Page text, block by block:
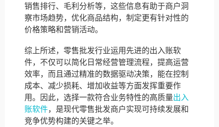
销售排行、毛利分析等，这些信息有助于商户洞
察市场趋势，优化商品结构，制定更有针对性的
价格策略和营销活动。
综上所述，零售批发行业运用先进的出入账软
件，不仅可以简化日常经营管理流程，提高运营
效率，而且通过精准的数据驱动决策，能在控制
成本、减少损耗、增加收益等方面发挥重要作
用。因此，选择一款符合业务特性的高质量出入
账软件，是现代零售批发商户实现可持续发展和
竞争优势构建的关键之举。